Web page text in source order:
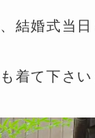
結婚式当
着て下さい